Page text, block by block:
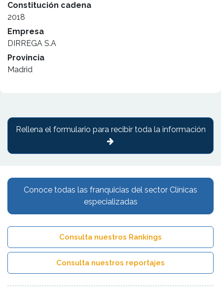
Constitución cadena
2018
Empresa
DIRREGA S.A
Provincia
Madrid
Conoce todas las franquicias del sector Clínicas
especializadas
Consulta nuestros Rankings
Consulta nuestros reportajes